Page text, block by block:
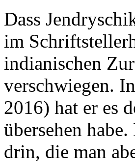
Dass
im
indianischen
verschwiegen.
2016) hat er es
übersehen
drin, die man